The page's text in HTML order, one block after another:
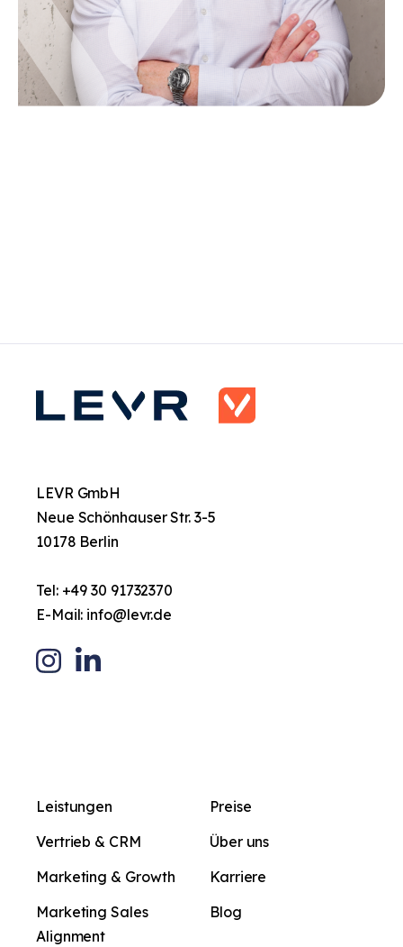
LEVR GmbH
Neue Schönhauser Str. 3-5
10178 Berlin
Tel: +49 30 91732370
E-Mail: info@levr.de
Leistungen
Vertrieb & CRM
Marketing & Growth
Marketing Sales
Alignment
Preise
Über uns
Karriere
Blog